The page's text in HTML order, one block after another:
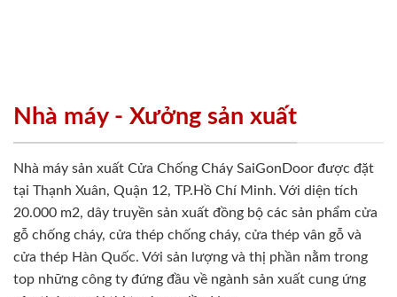
Nhà máy - Xưởng sản xuất
Nhà máy sản xuất Cửa Chống Cháy SaiGonDoor được đặt
tại Thạnh Xuân, Quận 12, TP.Hồ Chí Minh. Với diện tích
20.000 m2, dây truyền sản xuất đồng bộ các sản phẩm cửa
gỗ chống cháy, cửa thép chống cháy, cửa thép vân gỗ và
cửa thép Hàn Quốc. Với sản lượng và thị phần nằm trong
top những công ty đứng đầu về ngành sản xuất cung ứng